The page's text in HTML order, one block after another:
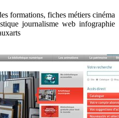
formations, fiches métiers cinéma
journalisme web infographie